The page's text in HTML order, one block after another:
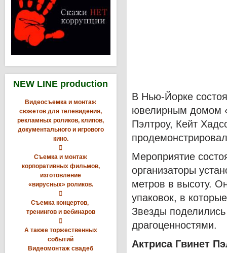
NEW LINE production
Видеосъемка и монтаж
сюжетов для телевидения,
рекламных роликов, клипов,
документального и игрового
кино.

Съемка и монтаж
корпоративных фильмов,
изготовление
«вирусных» роликов.

Съемка концертов,
тренингов и вебинаров

А также торжественных
событий
Видеомонтаж свадеб
В Нью-Йорке
ювелирным домом
Пэлтроу, Кейт
Мероприятие
организаторы
метров в высоту.
упаковок, в
Звезды
драгоценностями.
Актриса Гвинет